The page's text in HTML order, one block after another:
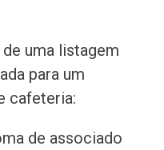
uma listagem
para um
cafeteria:
de associado